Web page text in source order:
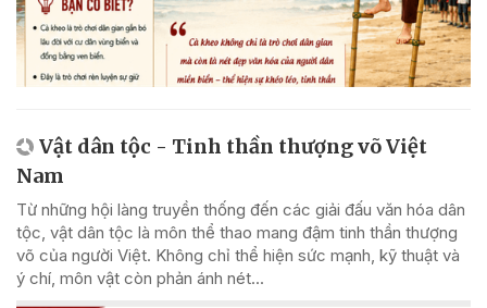
Vật dân tộc - Tinh thần thượng võ Việt
Nam
Từ những hội làng truyền thống đến các giải đấu văn hóa dân
tộc, vật dân tộc là môn thể thao mang đậm tinh thần thượng
võ của người Việt. Không chỉ thể hiện sức mạnh, kỹ thuật và
ý chí, môn vật còn phản ánh nét...